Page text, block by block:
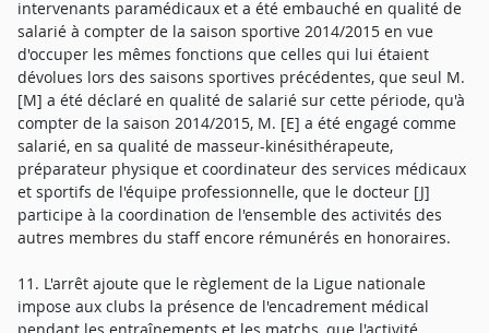
intervenants paramédicaux et a été embauché en qualité de
salarié à compter de la saison sportive 2014/2015 en vue
d'occuper les mêmes fonctions que celles qui lui étaient
dévolues lors des saisons sportives précédentes, que seul M.
[M] a été déclaré en qualité de salarié sur cette période, qu'à
compter de la saison 2014/2015, M. [E] a été engagé comme
salarié, en sa qualité de masseur-kinésithérapeute,
préparateur physique et coordinateur des services médicaux
et sportifs de l'équipe professionnelle, que le docteur [J]
participe à la coordination de l'ensemble des activités des
autres membres du staff encore rémunérés en honoraires.
11. L'arrêt ajoute que le règlement de la Ligue nationale
impose aux clubs la présence de l'encadrement médical